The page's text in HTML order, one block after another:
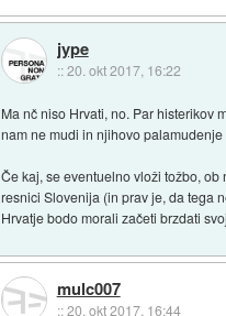
jype
::20. okt 2017, 16:22
Ma nč niso Hrvati, no. Par histerikov
nam ne mudi in njihovo
Če kaj, se eventuelno vloži tožbo,
resnici Slovenija (in prav je, da tega
Hrvatje bodo morali začeti brzdati
mulc007
::20. okt 2017, 16:44